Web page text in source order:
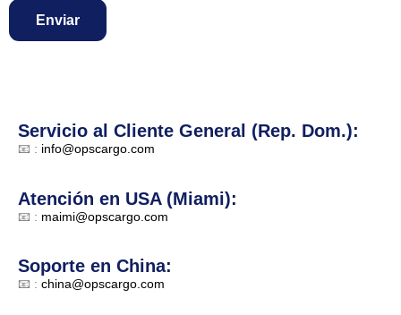
Enviar
Servicio al Cliente General (Rep. Dom.):
📧 : info@opscargo.com
Atención en USA (Miami):
📧 : maimi@opscargo.com
Soporte en China:
📧 : china@opscargo.com